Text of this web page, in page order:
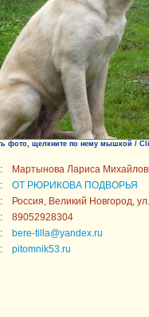
фото, щелкните по нему мышкой /
Мартынова Лариса
ОТ РЮРИКОВА ПОДВОРЬЯ
Россия, Великий Новгород,
89052928304
bere-tilla@yandex.ru
pitomnik53.ru